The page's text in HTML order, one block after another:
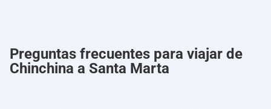
Preguntas frecuentes para viajar de
Chinchina a Santa Marta